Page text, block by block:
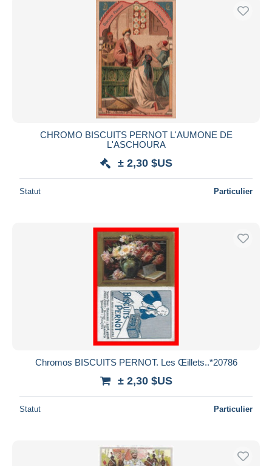
CHROMO BISCUITS PERNOT L'AUMONE DE
L'ASCHOURA
± 2,30 $US
Statut Particulier
Chromos BISCUITS PERNOT. Les Œillets..*20786
± 2,30 $US
Statut Particulier